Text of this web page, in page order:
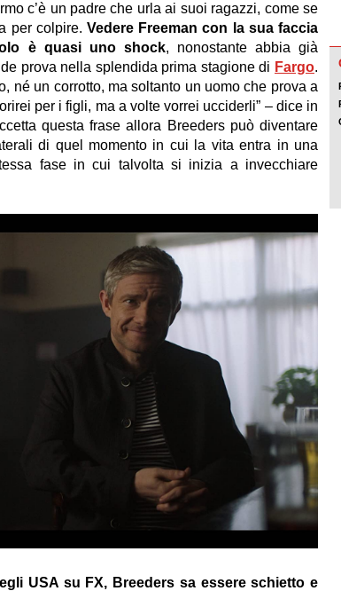
c’è un padre che urla ai suoi ragazzi, come se
per colpire. Vedere Freeman con la sua faccia
è quasi uno shock, nonostante abbia già
prova nella splendida prima stagione di Fargo.
né un corrotto, ma soltanto un uomo che prova a
per i figli, ma a volte vorrei ucciderli” – dice in
questa frase allora Breeders può diventare
di quel momento in cui la vita entra in una
fase in cui talvolta si inizia a invecchiare
USA su FX, Breeders sa essere schietto e